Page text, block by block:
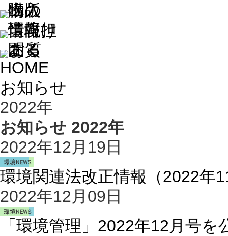
HOME
お知らせ
2022年
お知らせ 2022年
2022年12月19日
環境関連法改正情報（2022年
2022年12月09日
「環境管理」2022年12月号を